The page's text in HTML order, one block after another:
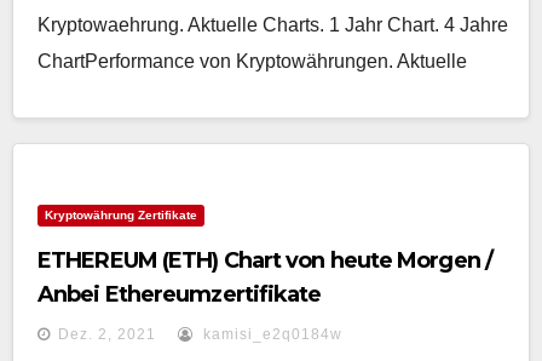
Kryptowaehrung. Aktuelle Charts. 1 Jahr Chart. 4 Jahre
ChartPerformance von Kryptowährungen. Aktuelle
Kryptowährung Zertifikate
ETHEREUM (ETH) Chart von heute Morgen /
Anbei Ethereumzertifikate
Dez. 2, 2021 kamisi_e2q0184w